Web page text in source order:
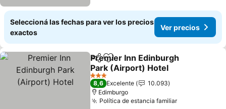
Seleccioná las fechas para ver los precios
exactos
Ver precios
CompartirAñadir a favoritos
Premier Inn Edinburgh
Park (Airport) Hotel
Ver precios
3 Estrellas
8,6 Excelente
10.093
Edimburgo
Política de estancia familiarVer precios